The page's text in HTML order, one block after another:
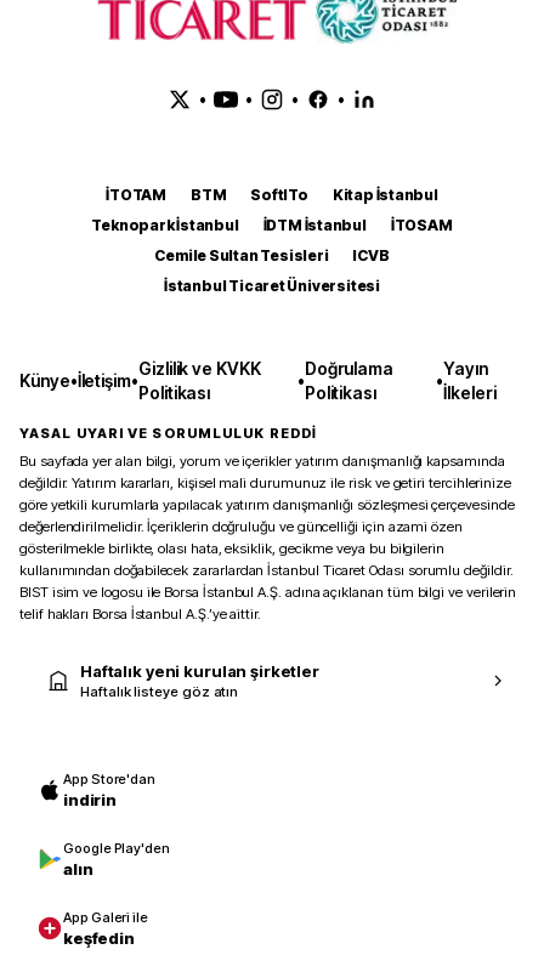
• • • •
İTOTAM BTM SoftITo
Kitap İstanbul
Teknopark İstanbul
İDTM İstanbul
İTOSAM
Cemile Sultan Tesisleri
ICVB
İstanbul Ticaret Üniversitesi
Künye•İletişim•
Gizlilik ve KVKK
Politikası
•
Doğrulama
Politikası
•
Yayın
İlkeleri
YASAL UYARI VE SORUMLULUK REDDİ
Bu sayfada yer alan bilgi, yorum ve içerikler yatırım danışmanlığı kapsamında
değildir. Yatırım kararları, kişisel mali durumunuz ile risk ve getiri tercihlerinize
göre yetkili kurumlarla yapılacak yatırım danışmanlığı sözleşmesi çerçevesinde
değerlendirilmelidir. İçeriklerin doğruluğu ve güncelliği için azami özen
gösterilmekle birlikte, olası hata, eksiklik, gecikme veya bu bilgilerin
kullanımından doğabilecek zararlardan İstanbul Ticaret Odası sorumlu değildir.
BIST isim ve logosu ile Borsa İstanbul A.Ş. adına açıklanan tüm bilgi ve verilerin
telif hakları Borsa İstanbul A.Ş.’ye aittir.
Haftalık yeni kurulan şirketler
Haftalık listeye göz atın
App Store'dan
indirin
Google Play'den
alın
App Galeri ile
keşfedin